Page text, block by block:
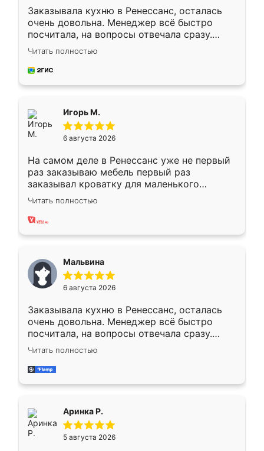
Заказывала кухню в Ренессанс, осталась
очень довольна. Менеджер всё быстро
посчитала, на вопросы отвечала сразу.
Замерщик приехал в субботу, подошёл к
делу со всей ответственностью. Собрали
за день, ребята работали аккуратно, даже
Читать полностью
Игорь М.
6 августа 2026
На самом деле в Ренессанс уже не первый
раз заказываю мебель первый раз
заказывал кроватку для маленького
ребёнка при его рождении ,во второй раз
заказал шкаф-купе. По качеству очень
хорошее сборка достаточно быстрая,
меньше, здесь же он более разнообразный.
Мне нравится ,если что-то потребуется из
мебели буду заказывать только здесь.
Читать полностью
Мальвина
6 августа 2026
Заказывала кухню в Ренессанс, осталась
очень довольна. Менеджер всё быстро
посчитала, на вопросы отвечала сразу.
Замерщик приехал в субботу, подошёл к
делу со всей ответственностью. Собрали
за день, ребята работали аккуратно, даже
Читать полностью
Аринка Р.
5 августа 2026